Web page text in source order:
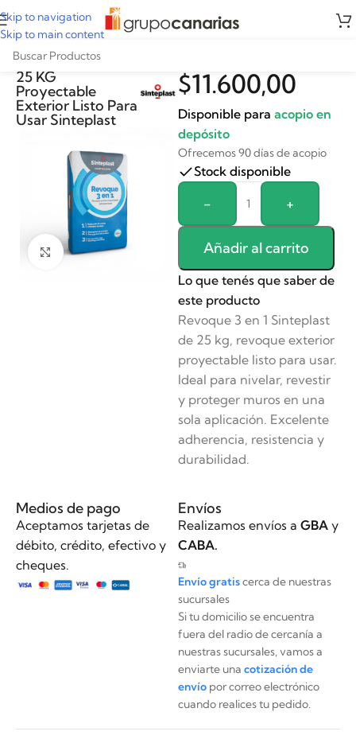
Skip to navigation
Skip to main content
Revoque 3 en 1 x
25 KG
Proyectable
Exterior Listo Para
Usar Sinteplast
Clickee para agrandar
$11.600,00
Disponible para acopio en
depósito
Ofrecemos 90 días de acopio
Stock disponible
- +
Añadir al carrito
Alternative:
Lo que tenés que saber de
este producto
Revoque 3 en 1 Sinteplast
de 25 kg, revoque exterior
proyectable listo para usar.
Ideal para nivelar, revestir
y proteger muros en una
sola aplicación. Excelente
adherencia, resistencia y
durabilidad.
Medios de pago
Aceptamos tarjetas de
débito, crédito, efectivo y
cheques.
Envíos
Realizamos envíos a GBAy
CABA.
Envío gratiscerca de nuestras
sucursales
Si tu domicilio se encuentra
fuera del radio de cercanía a
nuestras sucursales, vamos a
enviarte una cotización de
envíopor correo electrónico
cuando realices tu pedido.